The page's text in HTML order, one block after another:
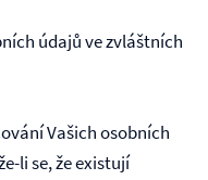
údajů ve zvláštních
Vašich osobních
li se, že existují